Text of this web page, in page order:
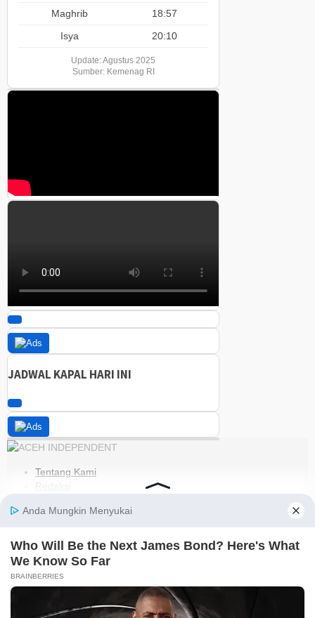
Maghrib
18:57
Isya
20:10
Update: Agustus 2025
Sumber: Kemenag RI
JADWAL KAPAL HARI INI
Tentang Kami
Redaksi
Pedoman Media Siber
Kebijakan Privasi
Jaringan Social
Instagram